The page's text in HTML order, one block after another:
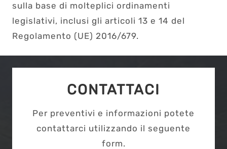
sulla base di molteplici ordinamenti
legislativi, inclusi gli articoli 13 e 14 del
Regolamento (UE) 2016/679.
CONTATTACI
Per preventivi e informazioni potete
contattarci utilizzando il seguente
form.